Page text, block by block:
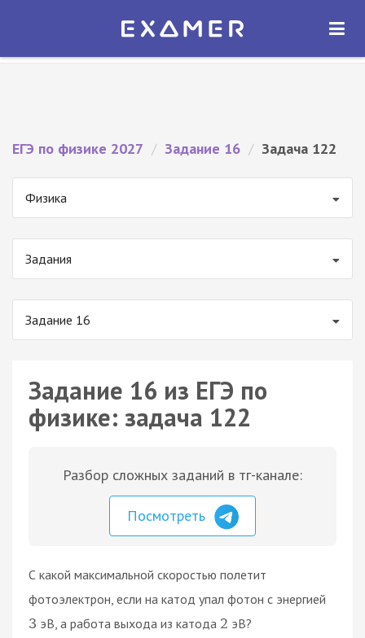
Экзамер — ЕГЭ 2027
ОТКРЫТЬ
ЕГЭ по физике 2027 / Задание 16 / Задача 122
Физика
Задания
Задание 16
Задание 16 из ЕГЭ по
физике: задача 122
Разбор сложных заданий в тг-канале:
Посмотреть
С какой максимальной скоростью полетит
фотоэлектрон, если на катод упал фотон с энергией
3 эВ, а работа выхода из катода 2 эВ?